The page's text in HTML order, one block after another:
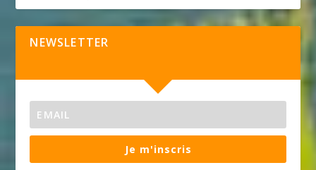
NEWSLETTER
Je m'inscris